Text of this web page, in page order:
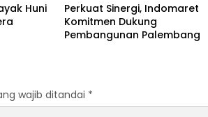
Huni
Perkuat Sinergi, Indomaret
Komitmen Dukung
Pembangunan Palembang
wajib ditandai *